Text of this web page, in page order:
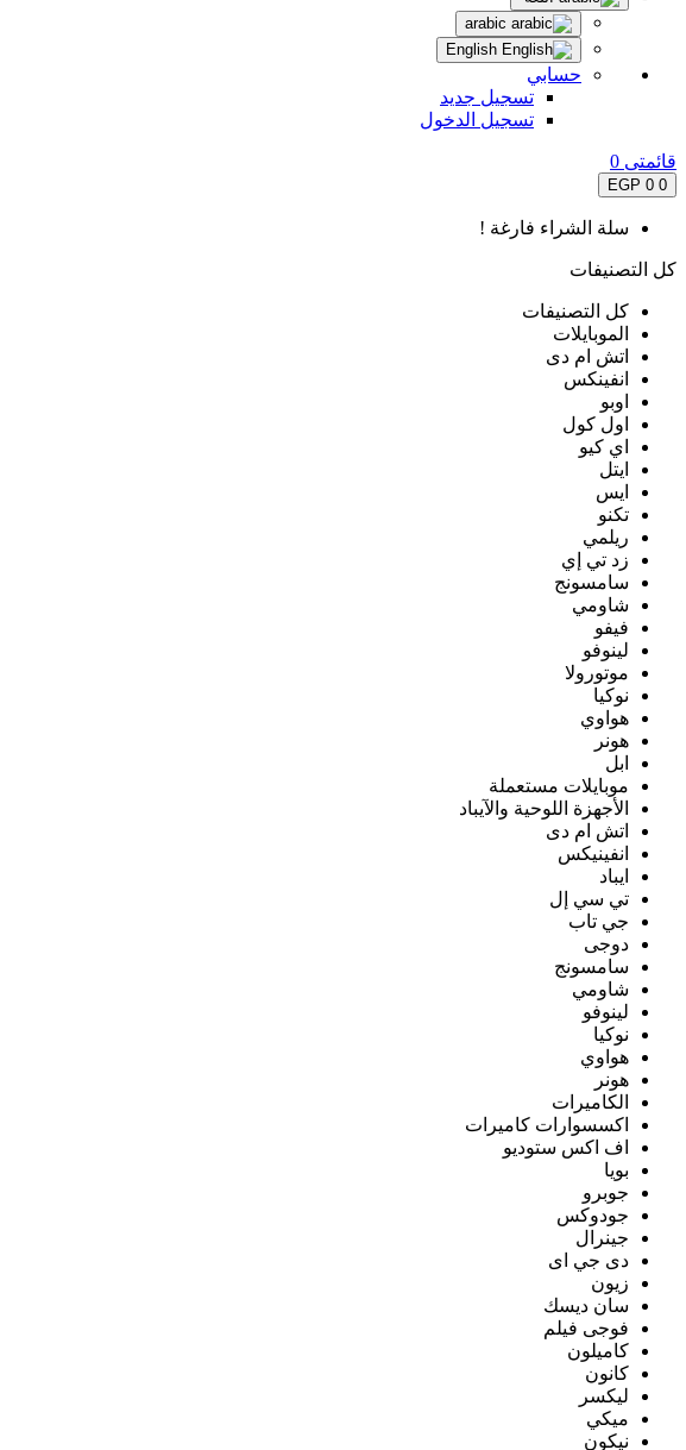
حسابي
تسجيل جديد
تسجيل الدخول
قائمتى 0
0
0 EGP
سلة الشراء فارغة !
كل التصنيفات
كل التصنيفات
الموبايلات
اتش ام دى
انفينكس
اوبو
اول كول
اي كيو
ايتل
ايس
تكنو
ريلمي
زد تي إي
سامسونج
شاومي
فيفو
لينوفو
موتورولا
نوكيا
هواوي
هونر
ابل
موبايلات مستعملة
الأجهزة اللوحية والآيباد
اتش ام دى
انفينيكس
ايباد
تي سي إل
جي تاب
دوجى
سامسونج
شاومي
لينوفو
نوكيا
هواوي
هونر
الكاميرات
اكسسوارات كاميرات
اف اكس ستوديو
بويا
جوبرو
جودوكس
جينرال
دى جي اى
زيون
سان ديسك
فوجى فيلم
كاميلون
كانون
ليكسر
ميكي
نيكون